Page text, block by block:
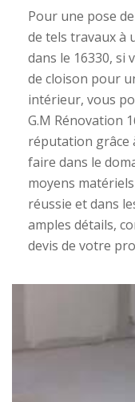
Pour une pose
de tels travaux à
dans le 16330, si
de cloison pour
intérieur, vous
G.M Rénovation
réputation grâce
faire dans le
moyens
réussie et dans
amples détails,
devis de votre